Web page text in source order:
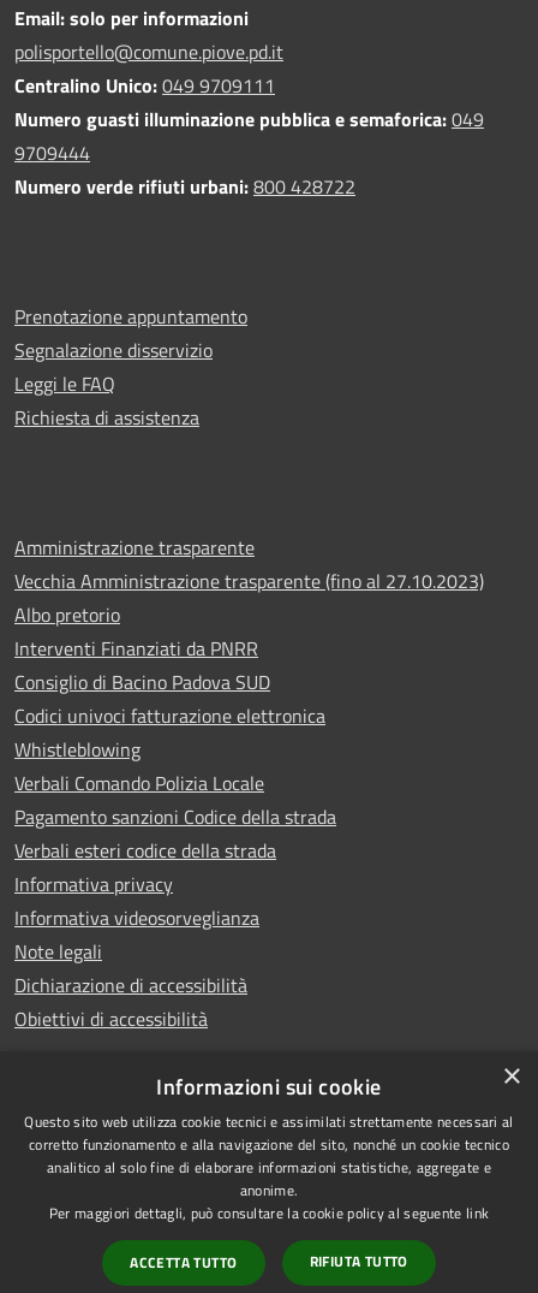
Email: solo per informazioni
polisportello@comune.piove.pd.it
Centralino Unico:049 9709111
Numero guasti illuminazione pubblica e semaforica:049
9709444
Numero verde rifiuti urbani:800 428722
Prenotazione appuntamento
Segnalazione disservizio
Leggi le FAQ
Richiesta di assistenza
Amministrazione trasparente
Vecchia Amministrazione trasparente (fino al 27.10.2023)
Albo pretorio
Interventi Finanziati da PNRR
Consiglio di Bacino Padova SUD
Codici univoci fatturazione elettronica
Whistleblowing
Verbali Comando Polizia Locale
Pagamento sanzioni Codice della strada
Verbali esteri codice della strada
Informativa privacy
Informativa videosorveglianza
Note legali
Dichiarazione di accessibilità
Obiettivi di accessibilità
RSS
Accessibilità
Privacy
Mappa del sito
Copyright © 2026 • Comune di
Piove di Sacco • Powered by
Municipium•Accesso
redazione
×
Informazioni sui cookie
Questo sito web utilizza cookie tecnici e assimilati strettamente necessari al
corretto funzionamento e alla navigazione del sito, nonché un cookie tecnico
analitico al solo fine di elaborare informazioni statistiche, aggregate e
anonime.
Per maggiori dettagli, può consultare la cookie policy al seguente link
ACCETTA TUTTO RIFIUTA TUTTO